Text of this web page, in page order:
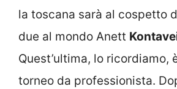
la toscana sarà al cospetto
due al mondo Anett
Quest’ultima, lo ricordiamo,
torneo da professionista.